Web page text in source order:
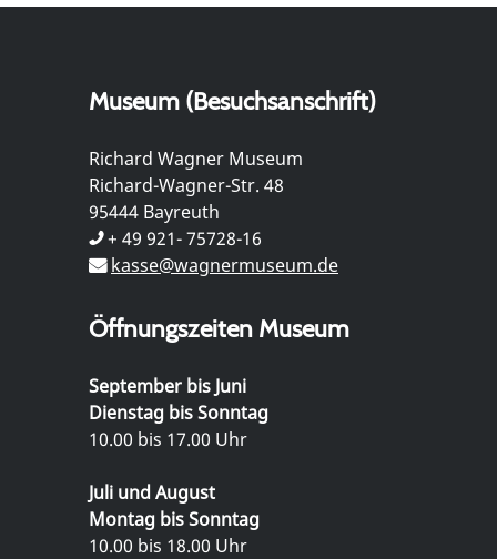
Museum (Besuchsanschrift)
Richard Wagner Museum
Richard-Wagner-Str. 48
95444 Bayreuth
+ 49 921- 75728-16
kasse@wagnermuseum.de
Öffnungszeiten Museum
September bis Juni
Dienstag bis Sonntag
10.00 bis 17.00 Uhr
Juli und August
Montag bis Sonntag
10.00 bis 18.00 Uhr